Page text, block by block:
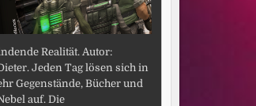
Realität. Autor:
Jeden Tag lösen sich in
Gegenstände, Bücher und
auf. Die